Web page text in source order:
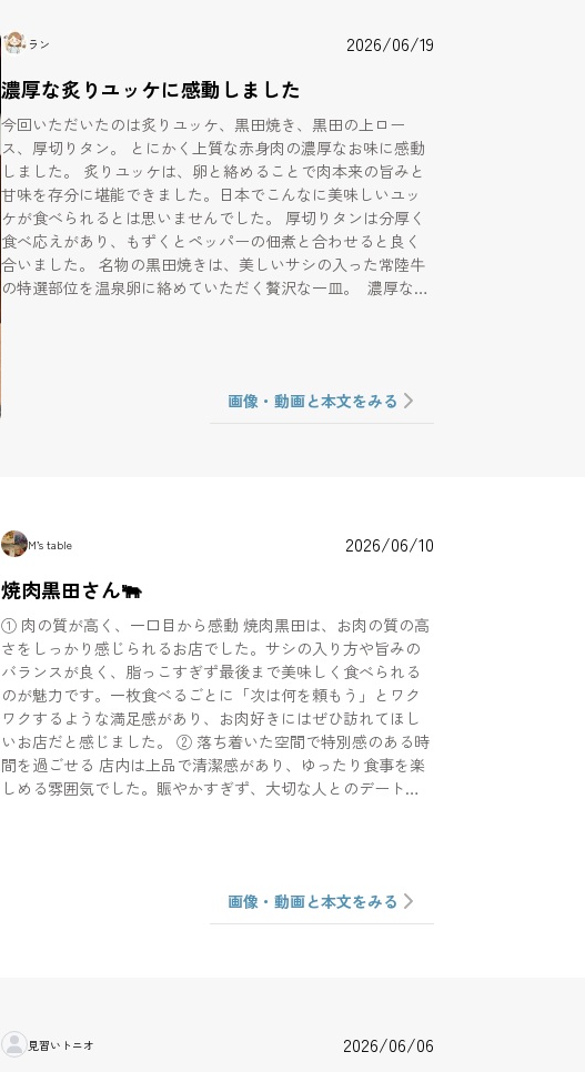
ラン 2026/06/19
濃厚な炙りユッケに感動しました
今回いただいたのは炙りユッケ、黒田焼き、黒田の上ロー
ス、厚切りタン。 とにかく上質な赤身肉の濃厚なお味に感動
しました。 炙りユッケは、卵と絡めることで肉本来の旨みと
甘味を存分に堪能できました。日本でこんなに美味しいユッ
ケが食べられるとは思いませんでした。 厚切りタンは分厚く
食べ応えがあり、もずくとペッパーの佃煮と合わせると良く
合いました。 名物の黒田焼きは、美しいサシの入った常陸牛
の特選部位を温泉卵に絡めていただく贅沢な一皿。 濃厚な卵
頼みましたがこれが大当たり。お酒のようなドライな味で今
画像・動画と本文をみる
M’s table 2026/06/10
焼肉黒田さん🐃
① 肉の質が高く、一口目から感動 焼肉黒田は、お肉の質の高
さをしっかり感じられるお店でした。サシの入り方や旨みの
バランスが良く、脂っこすぎず最後まで美味しく食べられる
のが魅力です。一枚食べるごとに「次は何を頼もう」とワク
ワクするような満足感があり、お肉好きにはぜひ訪れてほし
いお店だと感じました。 ② 落ち着いた空間で特別感のある時
間を過ごせる 店内は上品で清潔感があり、ゆったり食事を楽
しめる雰囲気でした。賑やかすぎず、大切な人とのデートや
る印象でした。何度訪れても新しい発見がありそうです。
「美味しい焼肉をゆっくり味わいたい」という人には、自信
画像・動画と本文をみる
見習いトニオ 2026/06/06